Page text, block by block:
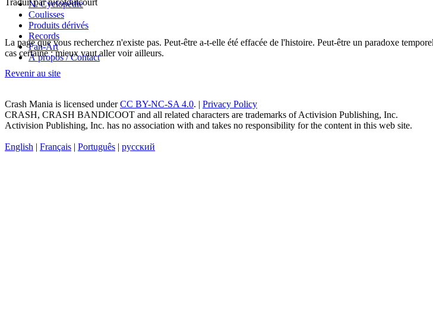
N. Cyclopédie
Coulisses
Produits dérivés
Records
Fan-Art
À propos / Contact
La page que vous recherchez n'existe pas. Peut-être a-t-elle été effacée de l'histoire. Peut-être un paradoxe
cas certaine : mieux vaut aller voir ailleurs.
Revenir au site
Crash Mania is licensed underCC BY-NC-SA 4.0. | Privacy Policy
CRASH, CRASH BANDICOOT and all related characters are trademarks of Activision Publishing, Inc.
Activision Publishing, Inc. has no association with and takes no responsibility for the content in this web site.
English | Français | Português | русский